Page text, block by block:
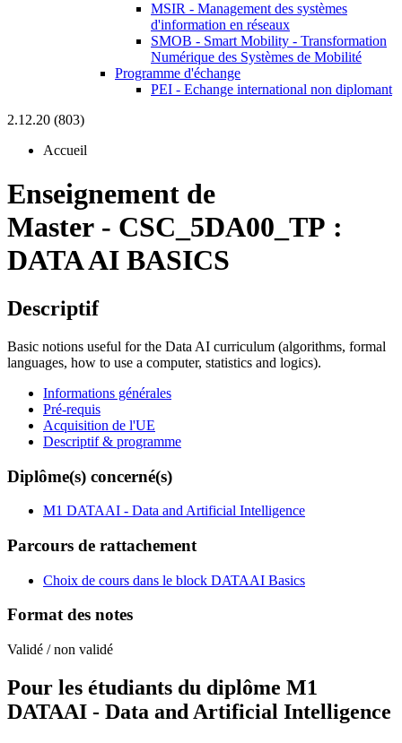
MSIR - Management des systèmes
d'information en réseaux
SMOB - Smart Mobility - Transformation
Numérique des Systèmes de Mobilité
Programme d'échange
PEI - Echange international non diplomant
2.12.20 (803)
Accueil
Enseignement de
Master - CSC_5DA00_TP :
DATA AI BASICS
Descriptif
Basic notions useful for the Data AI curriculum (algorithms, formal
languages, how to use a computer, statistics and logics).
Informations générales
Pré-requis
Acquisition de l'UE
Descriptif & programme
Diplôme(s) concerné(s)
M1 DATAAI - Data and Artificial Intelligence
Parcours de rattachement
Choix de cours dans le block DATAAI Basics
Format des notes
Validé / non validé
Pour les étudiants du diplôme M1
DATAAI - Data and Artificial Intelligence